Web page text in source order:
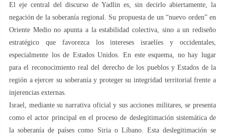
El eje central del discurso de Yadlin es, sin decirlo abiertamente, la
negación de la soberanía regional. Su propuesta de un “nuevo orden” en
Oriente Medio no apunta a la estabilidad colectiva, sino a un rediseño
estratégico que favorezca los intereses israelíes y occidentales,
especialmente los de Estados Unidos. En este esquema, no hay lugar
para el reconocimiento real del derecho de los pueblos y Estados de la
región a ejercer su soberanía y proteger su integridad territorial frente a
injerencias externas.
Israel, mediante su narrativa oficial y sus acciones militares, se presenta
como el actor principal en el proceso de deslegitimación sistemática de
la soberanía de países como Siria o Líbano. Esta deslegitimación se